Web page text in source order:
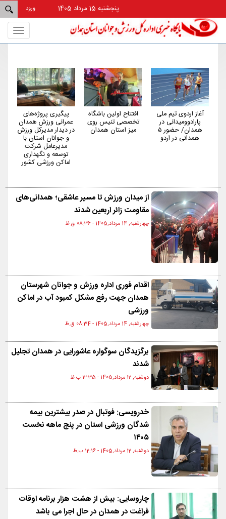
ورود
پنجشنبه 15 مرداد 1405
افتتاح اولین باشگاه
تخصصی تنیس روی
میز استان همدان
پیگیری پروژه‌های
عمرانی ورزش همدان
در دیدار مدیرکل ورزش
همدان از استان‌های
کم‌شکایت و کم‌حاشیه
کشور در حوزه ورزش
است
از میدان ورزش تا مسیر عاشقی؛ همدانی‌های
مقاومت زائر اربعین شدند
چهارشنبه, 14 مرداد,1405 - 08:36 ق.ظ
اقدام فوری اداره ورزش و جوانان شهرستان
همدان جهت رفع مشکل کمبود آب در اماکن
ورزشی
چهارشنبه, 14 مرداد,1405 - 08:34 ق.ظ
برگزیدگان سوگواره عاشورایی در همدان تجلیل
شدند
دوشنبه, 12 مرداد,1405 - 12:35 ب.ظ
خدرویسی: فوتبال در صدر بیشترین بیمه
شدگان ورزشی استان در پنج ماهه نخست
۱۴۰۵
دوشنبه, 12 مرداد,1405 - 12:16 ب.ظ
چاروسایی: بیش از هشت هزار برنامه اوقات
فراغت در همدان در حال اجرا می باشد